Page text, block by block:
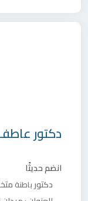
دكتور
انضم حديثًا
دكتور باطنة